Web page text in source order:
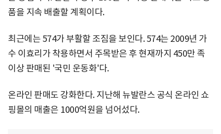
품을 지속 배출할 계획이다.
최근에는 574가 부활할 조짐을 보인다. 574는 2009년 가
수 이효리가 착용하면서 주목받은 후 현재까지 450만 족
이상 판매된 '국민 운동화'다.
온라인 판매도 강화한다. 지난해 뉴발란스 공식 온라인 쇼
핑몰의 매출은 1000억원을 넘어섰다.